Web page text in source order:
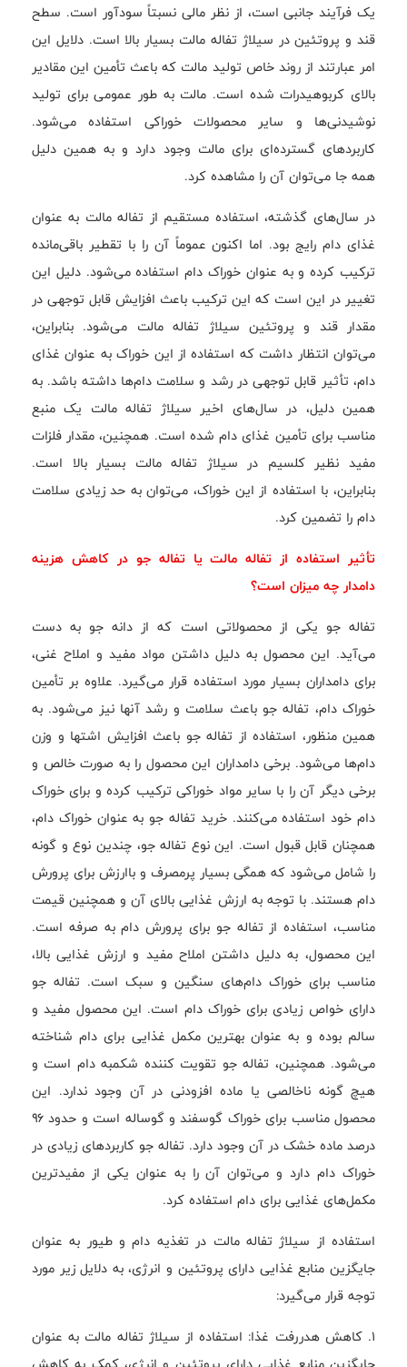
یک فرآیند جانبی است، از نظر مالی نسبتاً سودآور است. سطح
قند و پروتئین در سیلاژ تفاله مالت بسیار بالا است. دلایل این
امر عبارتند از روند خاص تولید مالت که باعث تأمین این مقادیر
بالای کربوهیدرات شده است. مالت به طور عمومی برای تولید
نوشیدنی‌ها و سایر محصولات خوراکی استفاده می‌شود.
کاربردهای گسترده‌ای برای مالت وجود دارد و به همین دلیل
همه جا می‌توان آن را مشاهده کرد.
در سال‌های گذشته، استفاده مستقیم از تفاله مالت به عنوان
غذای دام رایج بود. اما اکنون عموماً آن را با تقطیر باقی‌مانده
ترکیب کرده و به عنوان خوراک دام استفاده می‌شود. دلیل این
تغییر در این است که این ترکیب باعث افزایش قابل توجهی در
مقدار قند و پروتئین سیلاژ تفاله مالت می‌شود. بنابراین،
می‌توان انتظار داشت که استفاده از این خوراک به عنوان غذای
دام، تأثیر قابل توجهی در رشد و سلامت دام‌ها داشته باشد. به
همین دلیل، در سال‌های اخیر سیلاژ تفاله مالت یک منبع
مناسب برای تأمین غذای دام شده است. همچنین، مقدار فلزات
مفید نظیر کلسیم در سیلاژ تفاله مالت بسیار بالا است.
بنابراین، با استفاده از این خوراک، می‌توان به حد زیادی سلامت
دام را تضمین کرد.
تأثیر استفاده از تفاله مالت یا تفاله جو در کاهش هزینه
دامدار چه میزان است؟
تفاله جو یکی از محصولاتی است که از دانه جو به دست
می‌آید. این محصول به دلیل داشتن مواد مفید و املاح غنی،
برای دامداران بسیار مورد استفاده قرار می‌گیرد. علاوه بر تأمین
خوراک دام، تفاله جو باعث سلامت و رشد آنها نیز می‌شود. به
همین منظور، استفاده از تفاله جو باعث افزایش اشتها و وزن
دام‌ها می‌شود. برخی دامداران این محصول را به صورت خالص و
برخی دیگر آن را با سایر مواد خوراکی ترکیب کرده و برای خوراک
دام خود استفاده می‌کنند. خرید تفاله جو به عنوان خوراک دام،
همچنان قابل قبول است. این نوع تفاله جو، چندین نوع و گونه
را شامل می‌شود که همگی بسیار پرمصرف و باارزش برای پرورش
دام هستند. با توجه به ارزش غذایی بالای آن و همچنین قیمت
مناسب، استفاده از تفاله جو برای پرورش دام به صرفه است.
این محصول، به دلیل داشتن املاح مفید و ارزش غذایی بالا،
مناسب برای خوراک دام‌های سنگین و سبک است. تفاله جو
دارای خواص زیادی برای خوراک دام است. این محصول مفید و
سالم بوده و به عنوان بهترین مکمل غذایی برای دام شناخته
می‌شود. همچنین، تفاله جو تقویت کننده شکمبه دام است و
هیچ گونه ناخالصی یا ماده افزودنی در آن وجود ندارد. این
محصول مناسب برای خوراک گوسفند و گوساله است و حدود ۹۶
درصد ماده خشک در آن وجود دارد. تفاله جو کاربردهای زیادی در
خوراک دام دارد و می‌توان آن را به عنوان یکی از مفیدترین
مکمل‌های غذایی برای دام استفاده کرد.
استفاده از سیلاژ تفاله مالت در تغذیه دام و طیور به عنوان
جایگزین منابع غذایی دارای پروتئین و انرژی، به دلایل زیر مورد
توجه قرار می‌گیرد:
1. کاهش هدررفت غذا: استفاده از سیلاژ تفاله مالت به عنوان